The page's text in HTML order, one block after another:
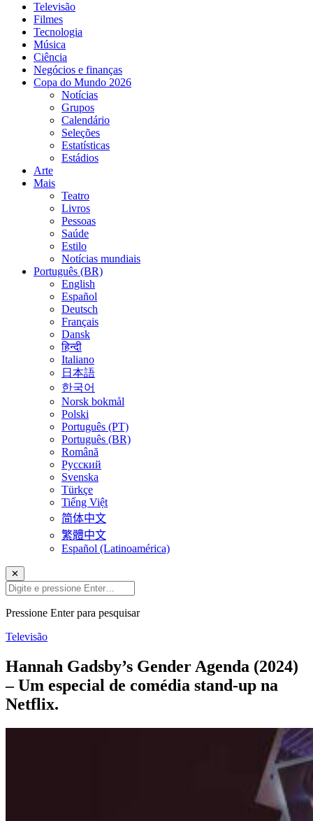
Televisão
Filmes
Tecnologia
Música
Ciência
Negócios e finanças
Copa do Mundo 2026
Notícias
Grupos
Calendário
Seleções
Estatísticas
Estádios
Arte
Mais
Teatro
Livros
Pessoas
Saúde
Estilo
Notícias mundiais
Português (BR)
English
Español
Deutsch
Français
Dansk
हिन्दी
Italiano
日本語
한국어
Norsk bokmål
Polski
Português (PT)
Português (BR)
Română
Русский
Svenska
Türkçe
Tiếng Việt
简体中文
繁體中文
Español (Latinoamérica)
✕
Pressione Enter para pesquisar
Televisão
Hannah Gadsby’s Gender Agenda (2024)
– Um especial de comédia stand-up na
Netflix.